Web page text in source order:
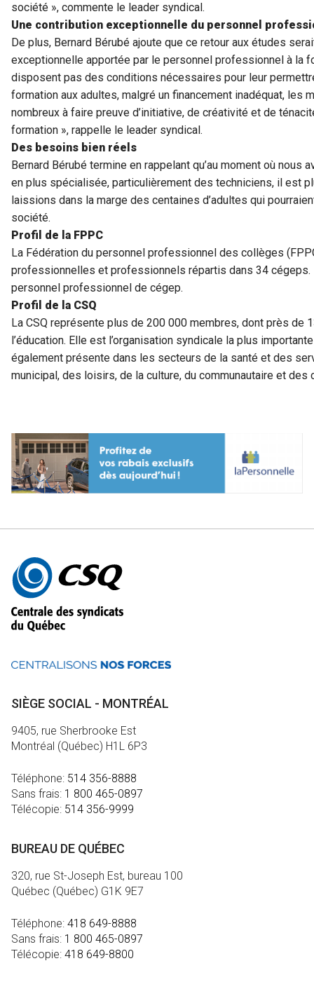
société », commente le leader syndical.
Une contribution exceptionnelle du personnel
De plus, Bernard Bérubé ajoute que ce retour aux études
exceptionnelle apportée par le personnel professionnel à la
disposent pas des conditions nécessaires pour leur
formation aux adultes, malgré un financement inadéquat, les
nombreux à faire preuve d’initiative, de créativité et de
formation », rappelle le leader syndical.
Des besoins bien réels
Bernard Bérubé termine en rappelant qu’au moment où nous
en plus spécialisée, particulièrement des techniciens, il est
laissions dans la marge des centaines d’adultes qui
société.
Profil de la FPPC
La Fédération du personnel professionnel des collèges
professionnelles et professionnels répartis dans 34 cégeps.
personnel professionnel de cégep.
Profil de la CSQ
La CSQ représente plus de 200 000 membres, dont près de
l’éducation. Elle est l’organisation syndicale la plus
également présente dans les secteurs de la santé et des
municipal, des loisirs, de la culture, du communautaire et des
Autres
informations
SIÈGE SOCIAL - MONTRÉAL
9405, rue Sherbrooke Est
Montréal (Québec) H1L 6P3
Téléphone: 514 356-8888
Sans frais: 1 800 465-0897
Télécopie: 514 356-9999
BUREAU DE QUÉBEC
320, rue St-Joseph Est, bureau 100
Québec (Québec) G1K 9E7
Téléphone: 418 649-8888
Sans frais: 1 800 465-0897
Télécopie: 418 649-8800